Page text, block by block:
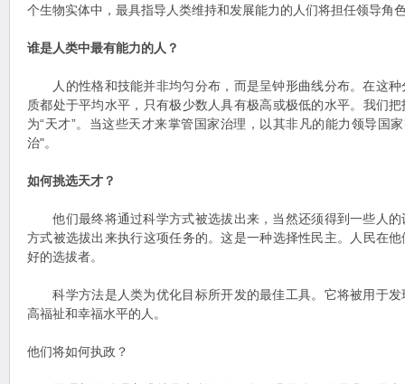
个生物实体中，最具指导人类维持和发展能力的人们将担任领导角
谁是人类中最有能力的人？
人的性格和技能并非均匀分布，而是呈钟形曲线分布。在这种
质都处于平均水平，只有极少数人具有极高或极低的水平。我们
为“天才”。当这些天才来掌管国家治理，以其非凡的能力领导国
治"。
如何挑选天才？
他们最终将通过科学方式被选拔出来，当然还须得到一些人的
方式被选拔出来执行这项任务的。这是一种选择性民主。人民在
好的选拔者。
科学方法是人类为优化目标所开发的最佳工具。它将被用于发
高福祉和幸福水平的人。
他们将如何执政？